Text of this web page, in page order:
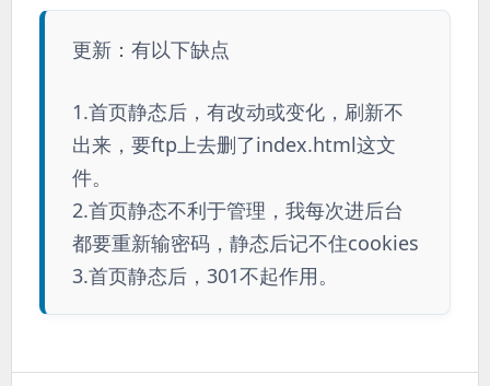
更新：有以下缺点
1.首页静态后，有改动或变化，刷新不
出来，要ftp上去删了index.html这文
件。
2.首页静态不利于管理，我每次进后台
都要重新输密码，静态后记不住cookies
3.首页静态后，301不起作用。